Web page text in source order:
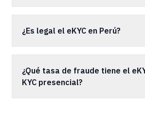
¿Es legal el eKYC en Perú?
¿Qué tasa de fraude tiene el
KYC presencial?